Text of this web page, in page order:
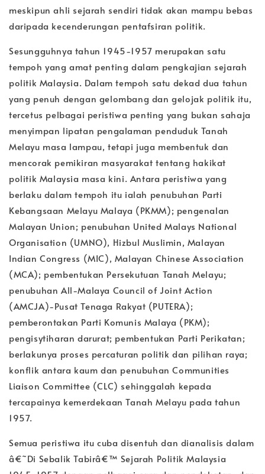
meskipun ahli sejarah sendiri tidak akan mampu bebas
daripada kecenderungan pentafsiran politik.
Sesungguhnya tahun 1945-1957 merupakan satu
tempoh yang amat penting dalam pengkajian sejarah
politik Malaysia. Dalam tempoh satu dekad dua tahun
yang penuh dengan gelombang dan gelojak politik itu,
tercetus pelbagai peristiwa penting yang bukan sahaja
menyimpan lipatan pengalaman penduduk Tanah
Melayu masa lampau, tetapi juga membentuk dan
mencorak pemikiran masyarakat tentang hakikat
politik Malaysia masa kini. Antara peristiwa yang
berlaku dalam tempoh itu ialah penubuhan Parti
Kebangsaan Melayu Malaya (PKMM); pengenalan
Malayan Union; penubuhan United Malays National
Organisation (UMNO), Hizbul Muslimin, Malayan
Indian Congress (MIC), Malayan Chinese Association
(MCA); pembentukan Persekutuan Tanah Melayu;
penubuhan All-Malaya Council of Joint Action
(AMCJA)-Pusat Tenaga Rakyat (PUTERA);
pemberontakan Parti Komunis Malaya (PKM);
pengisytiharan darurat; pembentukan Parti Perikatan;
berlakunya proses percaturan politik dan pilihan raya;
konflik antara kaum dan penubuhan Communities
Liaison Committee (CLC) sehinggalah kepada
tercapainya kemerdekaan Tanah Melayu pada tahun
1957.
Semua peristiwa itu cuba disentuh dan dianalisis dalam
â€˜Di Sebalik Tabirâ€™ Sejarah Politik Malaysia